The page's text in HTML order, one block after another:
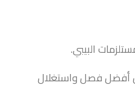
البيبي.
أفضل فصل واستغلال